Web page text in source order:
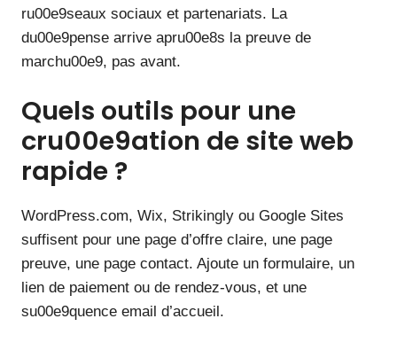
ru00e9seaux sociaux et partenariats. La
du00e9pense arrive apru00e8s la preuve de
marchu00e9, pas avant.
Quels outils pour une
cru00e9ation de site web
rapide ?
WordPress.com, Wix, Strikingly ou Google Sites
suffisent pour une page d’offre claire, une page
preuve, une page contact. Ajoute un formulaire, un
lien de paiement ou de rendez-vous, et une
su00e9quence email d’accueil.